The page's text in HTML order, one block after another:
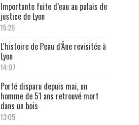
Importante fuite d’eau au palais de
justice de Lyon
15:26
L'histoire de Peau d’Âne revisitée à
Lyon
14:07
Porté disparu depuis mai, un
homme de 51 ans retrouvé mort
dans un bois
13:05